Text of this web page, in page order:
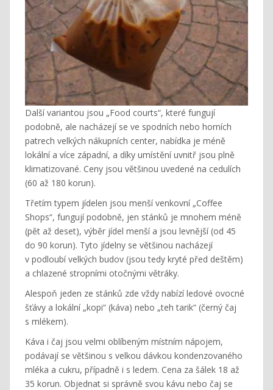
Další variantou jsou „Food courts“, které fungují
podobně, ale nacházejí se ve spodních nebo horních
patrech velkých nákupních center, nabídka je méně
lokální a více západní, a díky umístění uvnitř jsou plně
klimatizované. Ceny jsou většinou uvedené na cedulích
(60 až 180 korun).
Třetím typem jídelen jsou menší venkovní „Coffee
Shops“, fungují podobně, jen stánků je mnohem méně
(pět až deset), výběr jídel menší a jsou levnější (od 45
do 90 korun). Tyto jídelny se většinou nacházejí
v podloubí velkých budov (jsou tedy kryté před deštěm)
a chlazené stropními otočnými větráky.
Alespoň jeden ze stánků zde vždy nabízí ledové ovocné
šťávy a lokální „kopi“ (káva) nebo „teh tarik“ (černý čaj
s mlékem).
Káva i čaj jsou velmi oblíbeným místním nápojem,
podávají se většinou s velkou dávkou kondenzovaného
mléka a cukru, případně i s ledem. Cena za šálek 18 až
35 korun. Objednat si správně svou kávu nebo čaj se